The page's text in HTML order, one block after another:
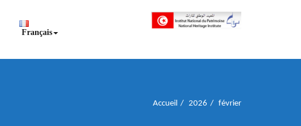
INP المعهد الوطني
إن علم الآثار هو أسمى أنواع البحوث
Français
Accueil 2026 février